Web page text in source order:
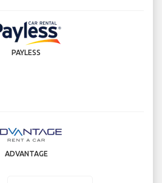
PAYLESS
ADVANTAGE